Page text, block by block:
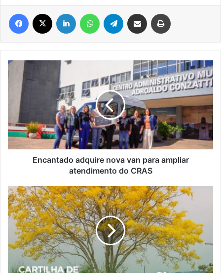
Facebook Linkedin WhatsAppTelegram Compartilhar via e-mail
Encantado
adquire
nova
para
ampliar
atendimento
do
CRAS
Encantado adquire nova van para ampliar
atendimento do CRAS
Encantado
lança
cartilha
digital
com
orientações
sobre
arborização